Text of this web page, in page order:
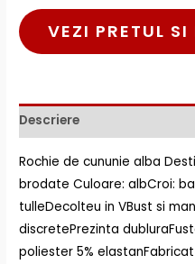
VEZI PRETUL SI
Descriere
Rochie de cununie alba
brodate Culoare: albCroi:
tulleDecolteu in VBust si
discretePrezinta
poliester 5%